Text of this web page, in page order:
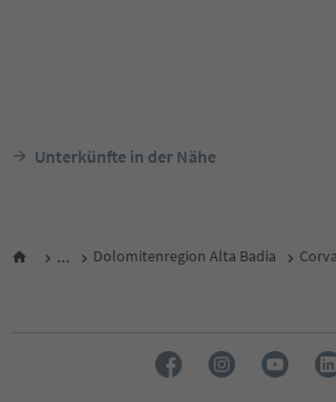
Unterkünfte in der Nähe
... Dolomitenregion Alta Badia